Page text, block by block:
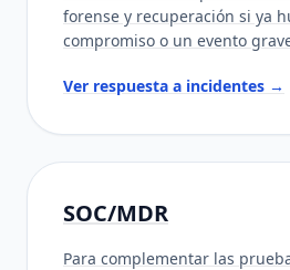
forense y recuperación si ya
compromiso o un evento
Ver respuesta a incidentes →
SOC/MDR
Para complementar las